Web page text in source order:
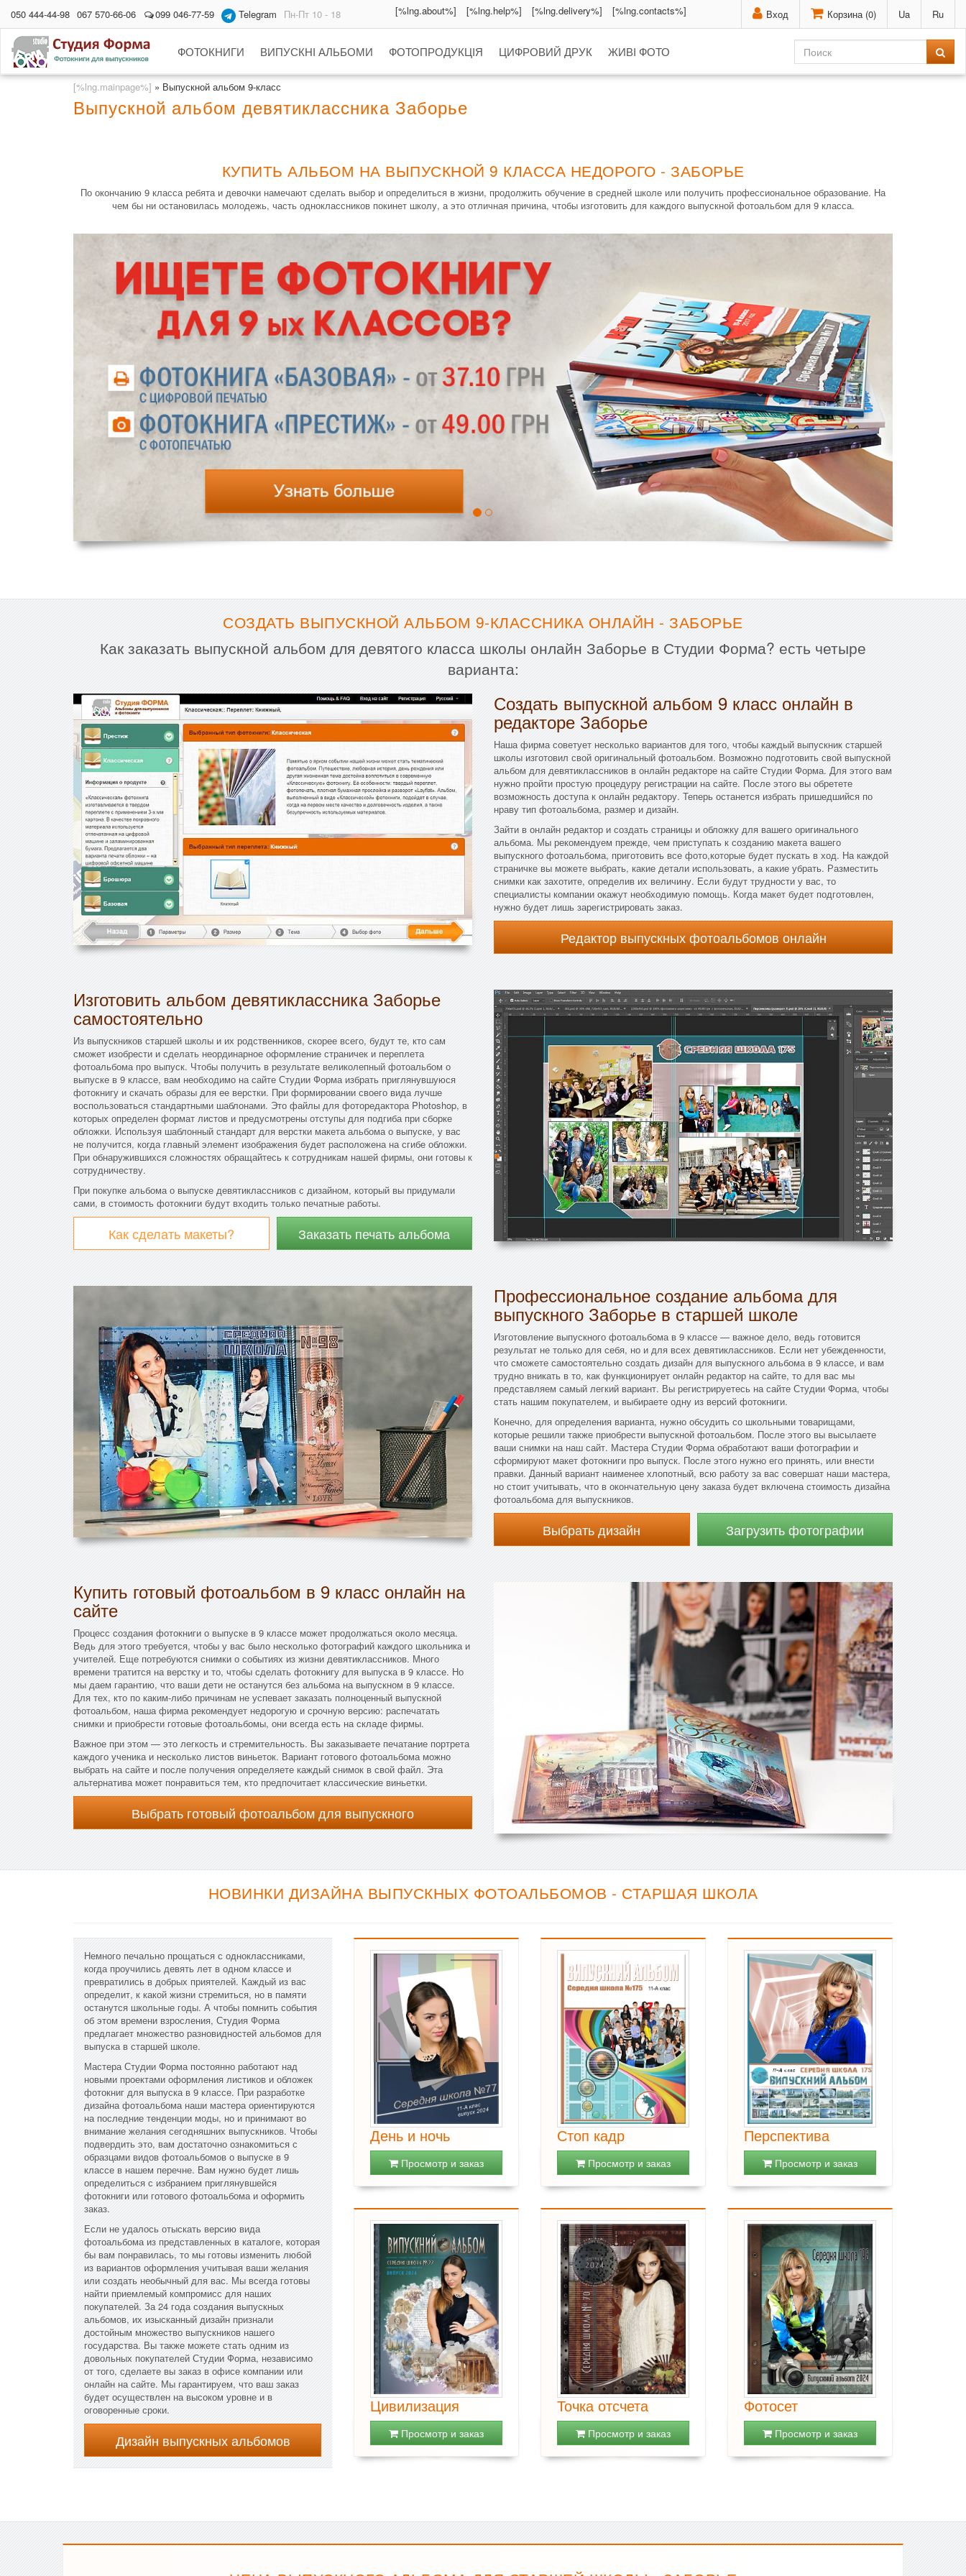
Вход Корзина (0) Ua Ru
050 444-44-98 067 570-66-06 099 046-77-59 Telegram Пн-Пт 10 - 18 [%lng.about%] [%lng.help%] [%lng.delivery%] [%lng.contacts%]
ФОТОКНИГИ ВИПУСКНІ АЛЬБОМИ ФОТОПРОДУКЦІЯ ЦИФРОВИЙ ДРУК ЖИВІ ФОТО
[%lng.mainpage%] » Выпускной альбом 9-класс
Выпускной альбом девятиклассника Заборье
КУПИТЬ АЛЬБОМ НА ВЫПУСКНОЙ 9 КЛАССА НЕДОРОГО - ЗАБОРЬЕ
По окончанию 9 класса ребята и девочки намечают сделать выбор и определиться в жизни, продолжить обучение в средней школе или получить профессиональное образование. На
чем бы ни остановилась молодежь, часть одноклассников покинет школу, а это отличная причина, чтобы изготовить для каждого выпускной фотоальбом для 9 класса.
СОЗДАТЬ ВЫПУСКНОЙ АЛЬБОМ 9-КЛАССНИКА ОНЛАЙН - ЗАБОРЬЕ
Как заказать выпускной альбом для девятого класса школы онлайн Заборье в Студии Форма? есть четыре
варианта:
Создать выпускной альбом 9 класс онлайн в
редакторе Заборье
Наша фирма советует несколько вариантов для того, чтобы каждый выпускник старшей
школы изготовил свой оригинальный фотоальбом. Возможно подготовить свой выпускной
альбом для девятиклассников в онлайн редакторе на сайте Студии Форма. Для этого вам
нужно пройти простую процедуру регистрации на сайте. После этого вы обретете
возможность доступа к онлайн редактору. Теперь останется избрать пришедшийся по
нраву тип фотоальбома, размер и дизайн.
Зайти в онлайн редактор и создать страницы и обложку для вашего оригинального
альбома. Мы рекомендуем прежде, чем приступать к созданию макета вашего
выпускного фотоальбома, приготовить все фото,которые будет пускать в ход. На каждой
страничке вы можете выбрать, какие детали использовать, а какие убрать. Разместить
снимки как захотите, определив их величину. Если будут трудности у вас, то
специалисты компании окажут необходимую помощь. Когда макет будет подготовлен,
нужно будет лишь зарегистрировать заказ.
Редактор выпускных фотоальбомов онлайн
Изготовить альбом девятиклассника Заборье
самостоятельно
Из выпускников старшей школы и их родственников, скорее всего, будут те, кто сам
сможет изобрести и сделать неординарное оформление страничек и переплета
фотоальбома про выпуск. Чтобы получить в результате великолепный фотоальбом о
выпуске в 9 классе, вам необходимо на сайте Студии Форма избрать приглянувшуюся
фотокнигу и скачать образы для ее верстки. При формировании своего вида лучше
воспользоваться стандартными шаблонами. Это файлы для фоторедактора Photoshop, в
которых определен формат листов и предусмотрены отступы для подгиба при сборке
обложки. Используя шаблонный стандарт для верстки макета альбома о выпуске, у вас
не получится, когда главный элемент изображения будет расположена на сгибе обложки.
При обнаружившихся сложностях обращайтесь к сотрудникам нашей фирмы, они готовы к
сотрудничеству.
При покупке альбома о выпуске девятиклассников с дизайном, который вы придумали
сами, в стоимость фотокниги будут входить только печатные работы.
Как сделать макеты? Заказать печать альбома
Профессиональное создание альбома для
выпускного Заборье в старшей школе
Изготовление выпускного фотоальбома в 9 классе — важное дело, ведь готовится
результат не только для себя, но и для всех девятиклассников. Если нет убежденности,
что сможете самостоятельно создать дизайн для выпускного альбома в 9 классе, и вам
трудно вникать в то, как функционирует онлайн редактор на сайте, то для вас мы
представляем самый легкий вариант. Вы регистрируетесь на сайте Студии Форма, чтобы
стать нашим покупателем, и выбираете одну из версий фотокниги.
Конечно, для определения варианта, нужно обсудить со школьными товарищами,
которые решили также приобрести выпускной фотоальбом. После этого вы высылаете
ваши снимки на наш сайт. Мастера Студии Форма обработают ваши фотографии и
сформируют макет фотокниги про выпуск. После этого нужно его принять, или внести
правки. Данный вариант наименее хлопотный, всю работу за вас совершат наши мастера,
но стоит учитывать, что в окончательную цену заказа будет включена стоимость дизайна
фотоальбома для выпускников.
Выбрать дизайн Загрузить фотографии
Купить готовый фотоальбом в 9 класс онлайн на
сайте
Процесс создания фотокниги о выпуске в 9 классе может продолжаться около месяца.
Ведь для этого требуется, чтобы у вас было несколько фотографий каждого школьника и
учителей. Еще потребуются снимки о событиях из жизни девятиклассников. Много
времени тратится на верстку и то, чтобы сделать фотокнигу для выпуска в 9 классе. Но
мы даем гарантию, что ваши дети не останутся без альбома на выпускном в 9 классе.
Для тех, кто по каким-либо причинам не успевает заказать полноценный выпускной
фотоальбом, наша фирма рекомендует недорогую и срочную версию: распечатать
снимки и приобрести готовые фотоальбомы, они всегда есть на складе фирмы.
Важное при этом — это легкость и стремительность. Вы заказываете печатание портрета
каждого ученика и несколько листов виньеток. Вариант готового фотоальбома можно
выбрать на сайте и после получения определяете каждый снимок в свой файл. Эта
альтернатива может понравиться тем, кто предпочитает классические виньетки.
Выбрать готовый фотоальбом для выпускного
НОВИНКИ ДИЗАЙНА ВЫПУСКНЫХ ФОТОАЛЬБОМОВ - СТАРШАЯ ШКОЛА
Немного печально прощаться с одноклассниками,
когда проучились девять лет в одном классе и
превратились в добрых приятелей. Каждый из вас
определит, к какой жизни стремиться, но в памяти
останутся школьные годы. А чтобы помнить события
об этом времени взросления, Студия Форма
предлагает множество разновидностей альбомов для
выпуска в старшей школе.
Мастера Студии Форма постоянно работают над
новыми проектами оформления листиков и обложек
фотокниг для выпуска в 9 классе. При разработке
дизайна фотоальбома наши мастера ориентируются
на последние тенденции моды, но и принимают во
внимание желания сегодняшних выпускников. Чтобы
подвердить это, вам достаточно ознакомиться с
образцами видов фотоальбомов о выпуске в 9
классе в нашем перечне. Вам нужно будет лишь
определиться с избранием приглянувшейся
фотокниги или готового фотоальбома и оформить
заказ.
Если не удалось отыскать версию вида
фотоальбома из представленных в каталоге, которая
бы вам понравилась, то мы готовы изменить любой
из вариантов оформления учитывая ваши желания
или создать необычный для вас. Мы всегда готовы
найти приемлемый компромисс для наших
покупателей. За 24 года создания выпускных
альбомов, их изысканный дизайн признали
достойным множество выпускников нашего
государства. Вы также можете стать одним из
довольных покупателей Студии Форма, независимо
от того, сделаете вы заказ в офисе компании или
онлайн на сайте. Мы гарантируем, что ваш заказ
будет осуществлен на высоком уровне и в
оговоренные сроки.
Дизайн выпускных альбомов
День и ночь
Просмотр и заказ
Стоп кадр
Просмотр и заказ
Перспектива
Просмотр и заказ
Цивилизация
Просмотр и заказ
Точка отсчета
Просмотр и заказ
Фотосет
Просмотр и заказ